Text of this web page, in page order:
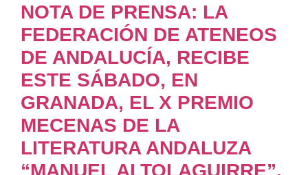
NOTA DE PRENSA: LA
FEDERACIÓN DE ATENEOS
DE ANDALUCÍA, RECIBE
ESTE SÁBADO, EN
GRANADA, EL X PREMIO
MECENAS DE LA
LITERATURA ANDALUZA
“MANUEL ALTOLAGUIRRE”.